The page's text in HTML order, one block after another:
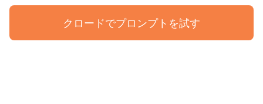
クロードでプロンプトを試す